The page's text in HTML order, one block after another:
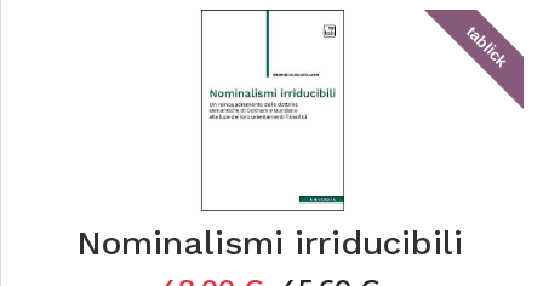
tablick
Nominalismi irriducibili